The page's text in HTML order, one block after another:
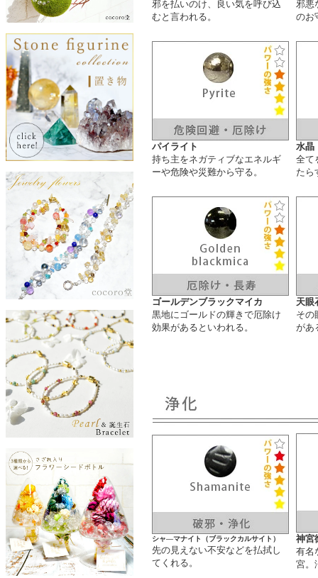
邪を払いのけ、良い気を呼び込
むと言われる。
邪悪
のお
パイライト
持ち主をネガティブなエネルギ
ーや危険や災難から守る。
水晶
全て
たら
ゴールデンブラックマイカ
黒地にゴールドの輝きで厄除け
効果があるといわれる。
天眼
その
があ
シャ―マナイト（ブラックカルサイト）
先の見えない不安などを払拭し
てくれる。
神宮
有名
宮。